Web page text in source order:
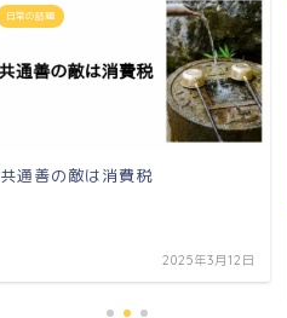
日常の話題
共通善の敵は消費税
2025年3月12日